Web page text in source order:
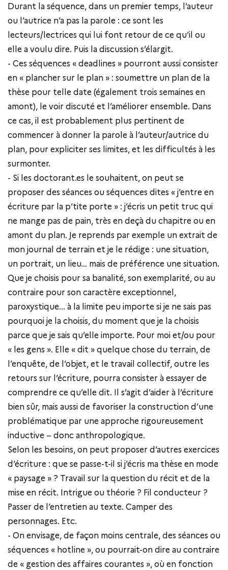
Durant la séquence, dans un premier temps, l’auteur
ou l’autrice n’a pas la parole : ce sont les
lecteurs/lectrices qui lui font retour de ce qu’il ou
elle a voulu dire. Puis la discussion s’élargit.
- Ces séquences « deadlines » pourront aussi consister
en « plancher sur le plan » : soumettre un plan de la
thèse pour telle date (également trois semaines en
amont), le voir discuté et l’améliorer ensemble. Dans
ce cas, il est probablement plus pertinent de
commencer à donner la parole à l’auteur/autrice du
plan, pour expliciter ses limites, et les difficultés à les
surmonter.
- Si les doctorant.es le souhaitent, on peut se
proposer des séances ou séquences dites « j’entre en
écriture par la p’tite porte » : j’écris un petit truc qui
ne mange pas de pain, très en deçà du chapitre ou en
amont du plan. Je reprends par exemple un extrait de
mon journal de terrain et je le rédige : une situation,
un portrait, un lieu… mais de préférence une situation.
Que je choisis pour sa banalité, son exemplarité, ou au
contraire pour son caractère exceptionnel,
paroxystique… à la limite peu importe si je ne sais pas
pourquoi je la choisis, du moment que je la choisis
parce que je sais qu’elle importe. Pour moi et/ou pour
« les gens ». Elle « dit » quelque chose du terrain, de
l’enquête, de l’objet, et le travail collectif, outre les
retours sur l’écriture, pourra consister à essayer de
comprendre ce qu’elle dit. Il s’agit d’aider à l’écriture
bien sûr, mais aussi de favoriser la construction d’une
problématique par une approche rigoureusement
inductive – donc anthropologique.
Selon les besoins, on peut proposer d’autres exercices
d’écriture : que se passe-t-il si j’écris ma thèse en mode
« paysage » ? Travail sur la question du récit et de la
mise en récit. Intrigue ou théorie ? Fil conducteur ?
Passer de l’entretien au texte. Camper des
personnages. Etc.
- On envisage, de façon moins centrale, des séances ou
séquences « hotline », ou pourrait-on dire au contraire
de « gestion des affaires courantes », où en fonction